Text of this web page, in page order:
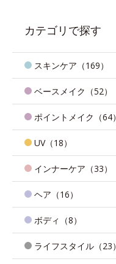
カテゴリで探す
スキンケア（169）
ベースメイク（52）
ポイントメイク（64）
UV（18）
インナーケア（33）
ヘア（16）
ボディ（8）
ライフスタイル（23）